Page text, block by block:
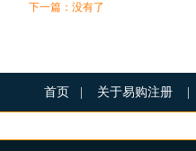
下一篇：没有了
首页 关于易购注册